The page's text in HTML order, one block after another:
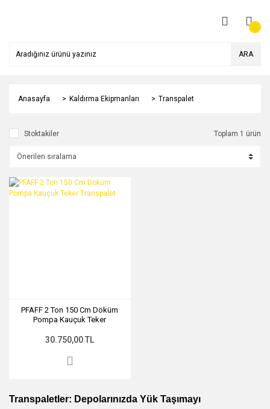
ARA
Anasayfa Kaldırma Ekipmanları Transpalet
Stoktakiler Toplam 1 ürün
PFAFF 2 Ton 150 Cm Döküm
Pompa Kauçuk Teker
30.750,00 TL
Transpaletler: Depolarınızda Yük Taşımayı